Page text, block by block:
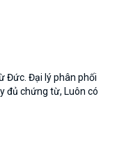
Đức. Đại lý phân phối
đủ chứng từ, Luôn có